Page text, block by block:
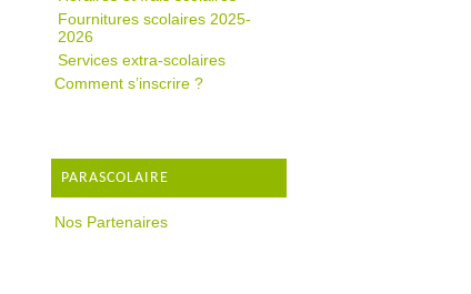
Fournitures scolaires 2025-
2026
Services extra-scolaires
Comment s’inscrire ?
PARASCOLAIRE
Nos Partenaires